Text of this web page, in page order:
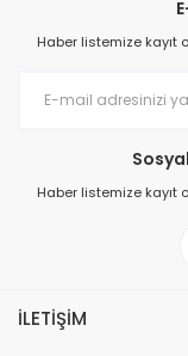
Haber listemize
Haber listemize
İLETİŞİM